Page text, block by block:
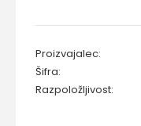
Proizvajalec:
Šifra:
Razpoložljivost: